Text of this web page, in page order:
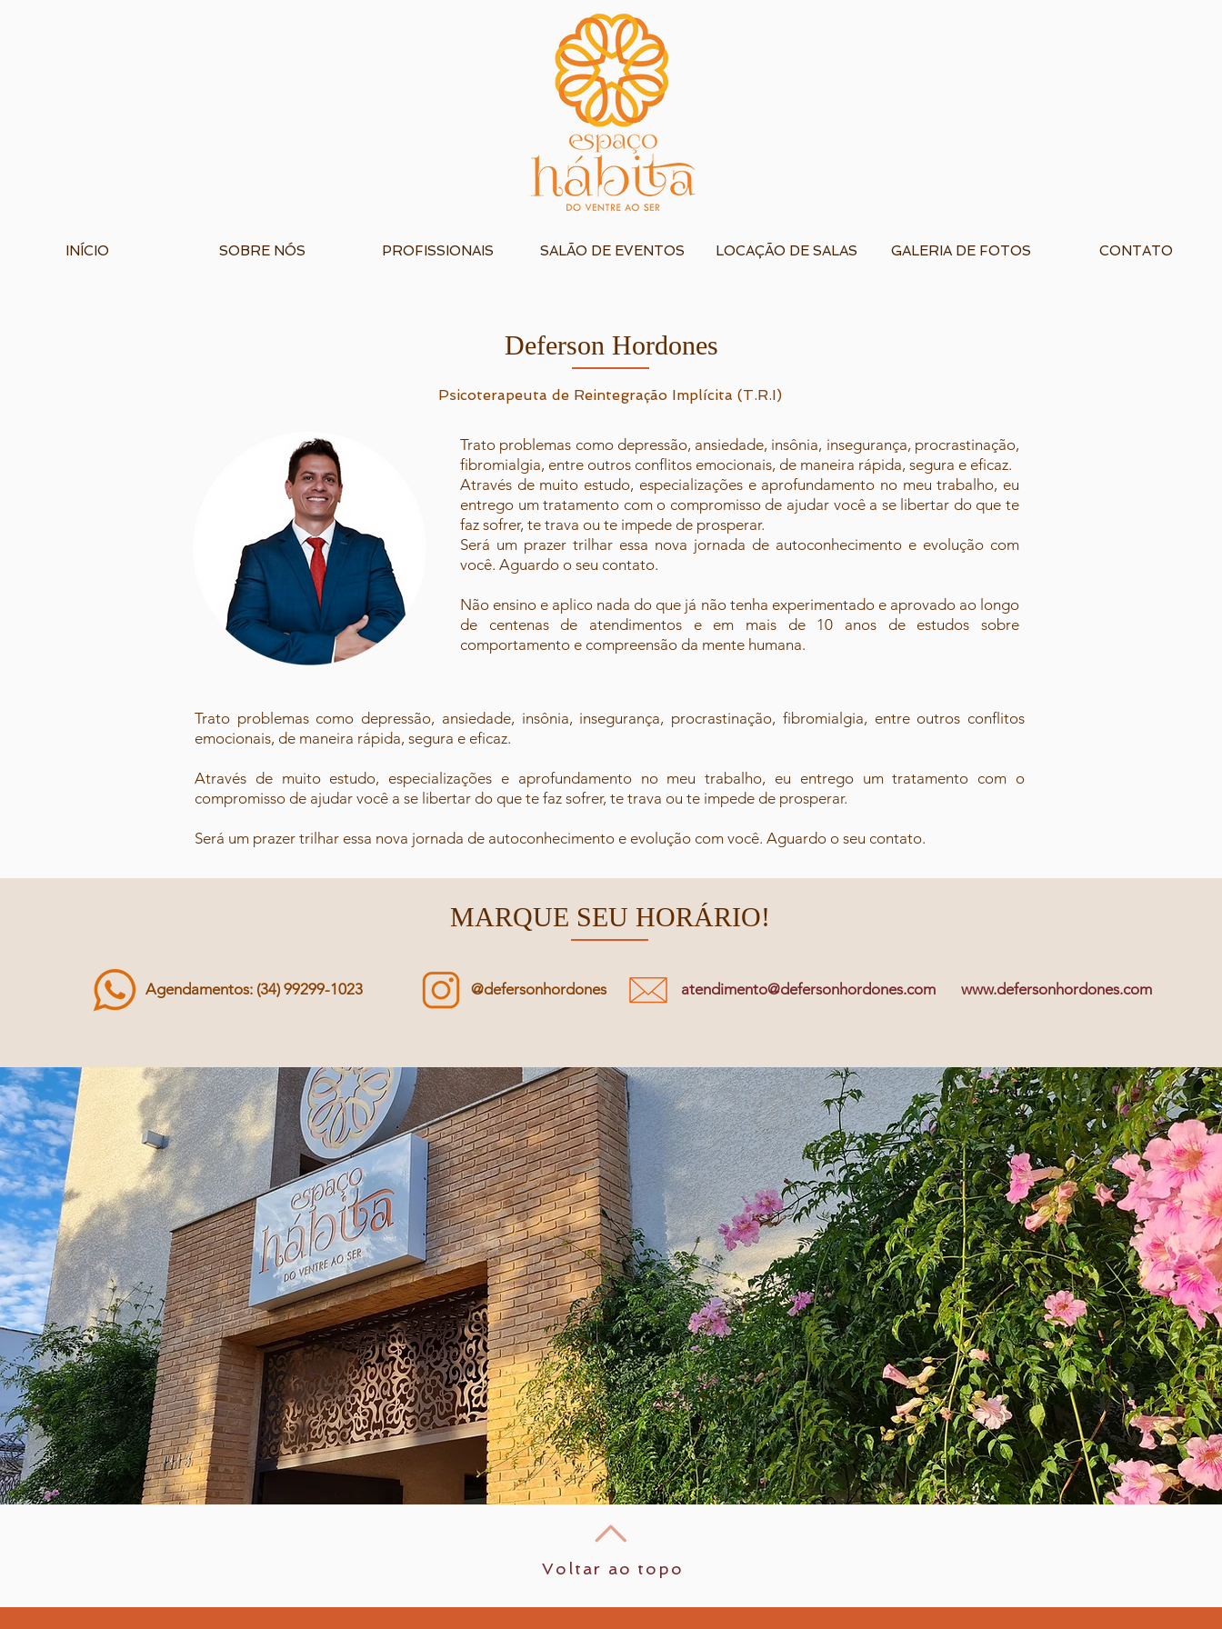
INÍCIO SOBRE NÓS PROFISSIONAIS SALÃO DE EVENTOS LOCAÇÃO DE SALAS GALERIA DE FOTOS CONTATO
Deferson Hordones
Psicoterapeuta de Reintegração Implícita (T.R.I)
​Trato problemas como depressão, ansiedade, insônia, insegurança, procrastinação,
fibromialgia, entre outros conflitos emocionais, de maneira rápida, segura e eficaz.
Através de muito estudo, especializações e aprofundamento no meu trabalho, eu
entrego um tratamento com o compromisso de ajudar você a se libertar do que te
faz sofrer, te trava ou te impede de prosperar.
Será um prazer trilhar essa nova jornada de autoconhecimento e evolução com
você. Aguardo o seu contato.
Não ensino e aplico nada do que já não tenha experimentado e aprovado ao longo
de centenas de atendimentos e em mais de 10 anos de estudos sobre
comportamento e compreensão da mente humana.
​Trato problemas como depressão, ansiedade, insônia, insegurança, procrastinação, fibromialgia, entre outros conflitos
emocionais, de maneira rápida, segura e eficaz.
Através de muito estudo, especializações e aprofundamento no meu trabalho, eu entrego um tratamento com o
compromisso de ajudar você a se libertar do que te faz sofrer, te trava ou te impede de prosperar.
Será um prazer trilhar essa nova jornada de autoconhecimento e evolução com você. Aguardo o seu contato.
MARQUE SEU HORÁRIO!
Agendamentos: (34) 99299-1023 @defersonhordones atendimento@defersonhordones.com www.defersonhordones.com
Voltar ao topo